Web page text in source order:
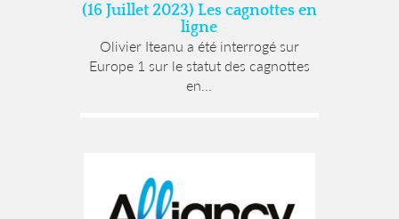
(16 Juillet 2023) Les cagnottes en
ligne
Olivier Iteanu a été interrogé sur
Europe 1 sur le statut des cagnottes
en...